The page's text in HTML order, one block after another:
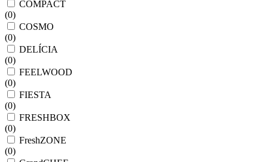
COMPACT
(0)
COSMO
(0)
DELÍCIA
(0)
FEELWOOD
(0)
FIESTA
(0)
FRESHBOX
(0)
FreshZONE
(0)